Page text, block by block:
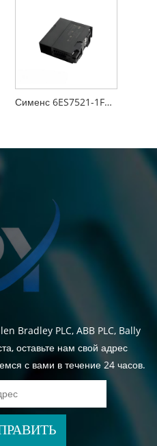
Сименс 6ES7521-1FH00-0AA0
Bradley PLC, ABB PLC, Bally
оставьте нам свой адрес
с вами в течение 24 часов.